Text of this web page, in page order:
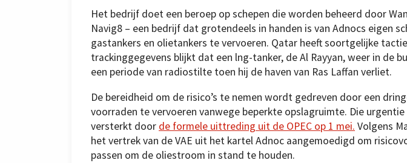
Het bedrijf doet een beroep op schepen die worden beheerd door
Navig8 – een bedrijf dat grotendeels in handen is van Adnocs eigen
gastankers en olietankers te vervoeren. Qatar heeft soortgelijke
trackinggegevens blijkt dat een lng-tanker, de Al Rayyan, weer in de
een periode van radiostilte toen hij de haven van Ras Laffan verliet.
De bereidheid om de risico’s te nemen wordt gedreven door een
voorraden te vervoeren vanwege beperkte opslagruimte. Die
versterkt door de formele uittreding uit de OPEC op 1 mei. Volgens
het vertrek van de VAE uit het kartel Adnoc aangemoedigd om
passen om de oliestroom in stand te houden.